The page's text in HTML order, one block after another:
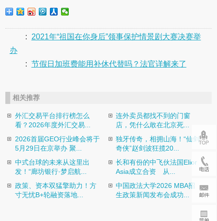
:
2021年“祖国在你身后”领事保护情景剧大赛决赛举
办
: 节假日加班费能用补休代替吗？法官详解来了
相关推荐
外汇交易平台排行榜怎么
看？2026年度外汇交易...
连外卖员都找不到的门窗
店，凭什么敢在北京死...
2026首届GEO行业峰会将于
5月29日在京举办 聚...
独牙传奇，相拥山海！“仙剑
奇侠”赵剑波狂揽20...
中式台球的未来从这里出
发！“廊坊银行·梦启航...
长和有份的中飞伙法国Elior
Asia成立合资 从...
政策、资本双猛擎助力！方
寸无忧B+轮融资落地...
中国政法大学2026 MBA招
生政策新闻发布会成功...